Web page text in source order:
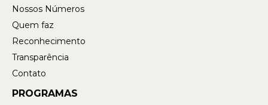
Nossos Números
Quem faz
Reconhecimento
Transparência
Contato
PROGRAMAS